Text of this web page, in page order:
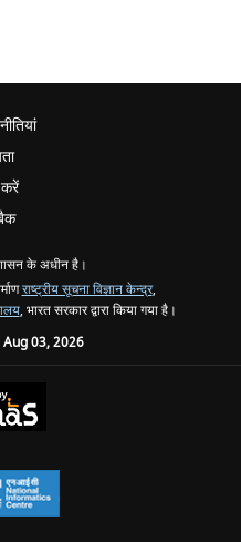
के अधीन है।
राष्ट्रीय सूचना विज्ञान केन्द्र,
, भारत सरकार द्वारा किया गया है।
Aug 03, 2026